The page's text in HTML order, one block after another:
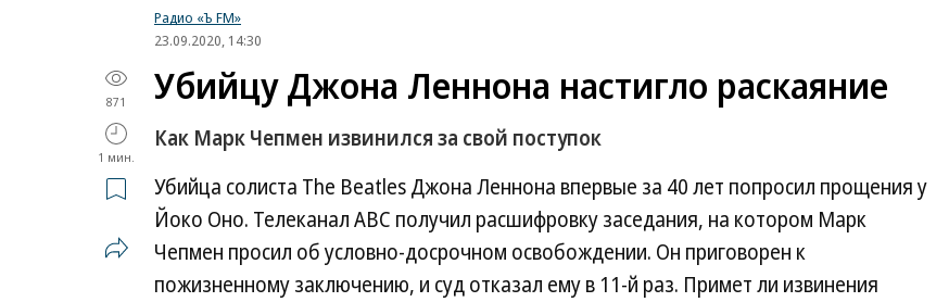
Радио «Ъ FM»
23.09.2020, 14:30
871
1 мин.
Убийцу Джона Леннона настигло раскаяние
Как Марк Чепмен извинился за свой поступок
Убийца солиста The Beatles Джона Леннона впервые за 40 лет попросил прощения у
Йоко Оно. Телеканал ABC получил расшифровку заседания, на котором Марк
Чепмен просил об условно-досрочном освобождении. Он приговорен к
пожизненному заключению, и суд отказал ему в 11-й раз. Примет ли извинения